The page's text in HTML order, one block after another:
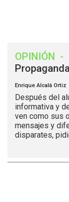
OPINIÓN -
Enrique Alcalá
Después del
informativa y
ven como sus
mensajes y
disparates,